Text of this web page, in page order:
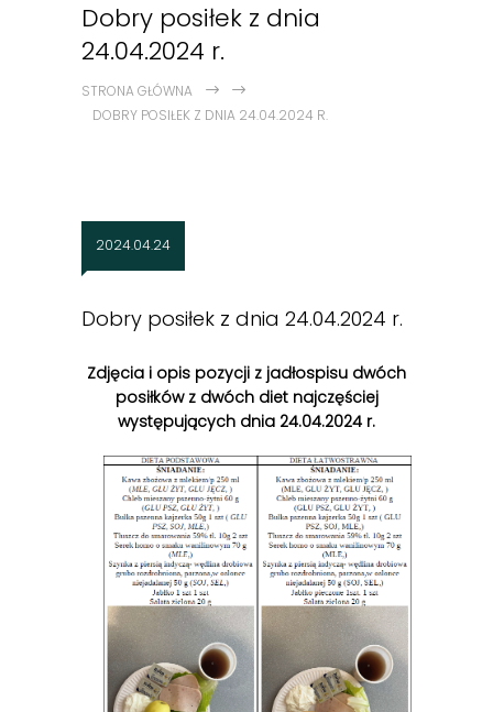
Dobry posiłek z dnia
24.04.2024 r.
STRONA GŁÓWNA
DOBRY POSIŁEK Z DNIA 24.04.2024 R.
2024.04.24
Dobry posiłek z dnia 24.04.2024 r.
Zdjęcia i opis pozycji z jadłospisu dwóch
posiłków z dwóch diet najczęściej
występujących dnia 24.04.2024 r.